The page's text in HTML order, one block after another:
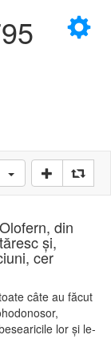
×
din
şi,
cer
câte au făcut
lor şi le-